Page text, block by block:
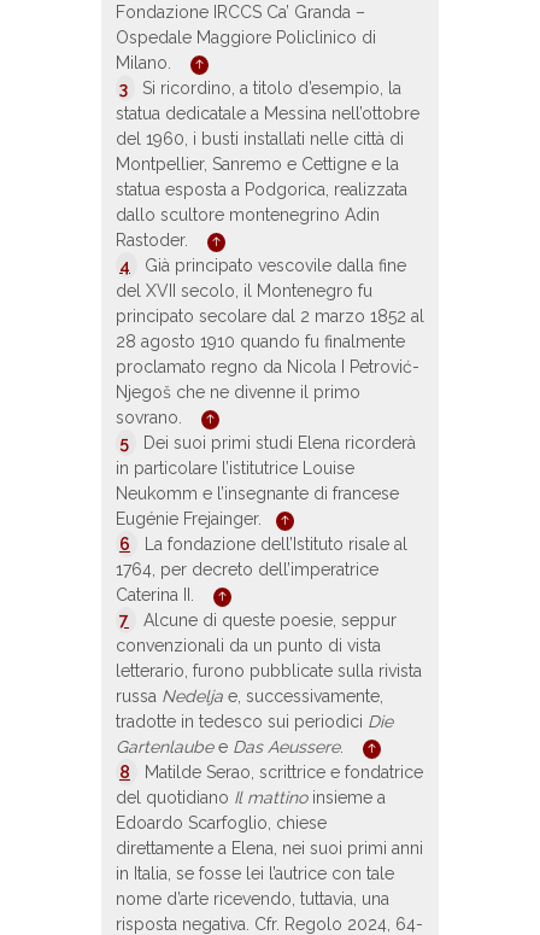
Fondazione IRCCS Ca’ Granda –
Ospedale Maggiore Policlinico di
Milano.
3
Si ricordino, a titolo d’esempio, la
statua dedicatale a Messina nell’ottobre
del 1960, i busti installati nelle città di
Montpellier, Sanremo e Cettigne e la
statua esposta a Podgorica, realizzata
dallo scultore montenegrino Adin
Rastoder.
4
Già principato vescovile dalla fine
del XVII secolo, il Montenegro fu
principato secolare dal 2 marzo 1852 al
28 agosto 1910 quando fu finalmente
proclamato regno da Nicola I Petrović-
Njegoš che ne divenne il primo
sovrano.
5
Dei suoi primi studi Elena ricorderà
in particolare l’istitutrice Louise
Neukomm e l’insegnante di francese
Eugénie Frejainger.
6
La fondazione dell’Istituto risale al
1764, per decreto dell’imperatrice
Caterina II.
7
Alcune di queste poesie, seppur
convenzionali da un punto di vista
letterario, furono pubblicate sulla rivista
russa Nedelja e, successivamente,
tradotte in tedesco sui periodici Die
Gartenlaubee Das Aeussere.
8
Matilde Serao, scrittrice e fondatrice
del quotidiano Il mattinoinsieme a
Edoardo Scarfoglio, chiese
direttamente a Elena, nei suoi primi anni
in Italia, se fosse lei l’autrice con tale
nome d’arte ricevendo, tuttavia, una
risposta negativa. Cfr. Regolo 2024, 64-